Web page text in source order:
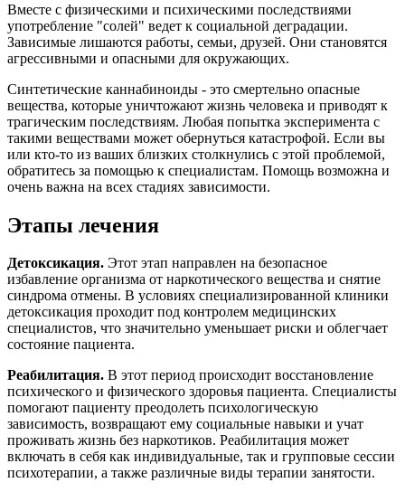
Вместе с физическими и психическими последствиями
употребление "солей" ведет к социальной деградации.
Зависимые лишаются работы, семьи, друзей. Они становятся
агрессивными и опасными для окружающих.
Синтетические каннабиноиды - это смертельно опасные
вещества, которые уничтожают жизнь человека и приводят к
трагическим последствиям. Любая попытка эксперимента с
такими веществами может обернуться катастрофой. Если вы
или кто-то из ваших близких столкнулись с этой проблемой,
обратитесь за помощью к специалистам. Помощь возможна и
очень важна на всех стадиях зависимости.
Этапы лечения
Детоксикация. Этот этап направлен на безопасное
избавление организма от наркотического вещества и снятие
синдрома отмены. В условиях специализированной клиники
детоксикация проходит под контролем медицинских
специалистов, что значительно уменьшает риски и облегчает
состояние пациента.
Реабилитация. В этот период происходит восстановление
психического и физического здоровья пациента. Специалисты
помогают пациенту преодолеть психологическую
зависимость, возвращают ему социальные навыки и учат
проживать жизнь без наркотиков. Реабилитация может
включать в себя как индивидуальные, так и групповые сессии
психотерапии, а также различные виды терапии занятости.